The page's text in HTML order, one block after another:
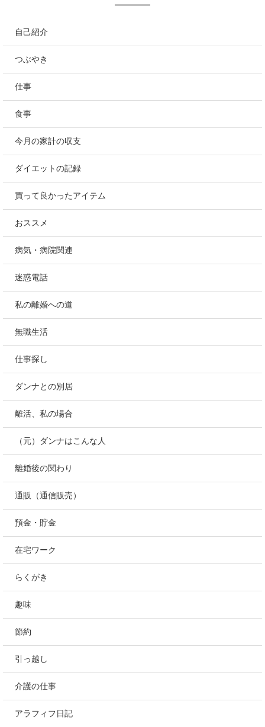
自己紹介
つぶやき
仕事
食事
今月の家計の収支
ダイエットの記録
買って良かったアイテム
おススメ
病気・病院関連
迷惑電話
私の離婚への道
無職生活
仕事探し
ダンナとの別居
離活、私の場合
（元）ダンナはこんな人
離婚後の関わり
通販（通信販売）
預金・貯金
在宅ワーク
らくがき
趣味
節約
引っ越し
介護の仕事
アラフィフ日記